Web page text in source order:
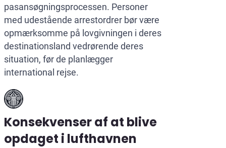
pasansøgningsprocessen. Personer
med udestående arrestordrer bør være
opmærksomme på lovgivningen i deres
destinationsland vedrørende deres
situation, før de planlægger
international rejse.
Konsekvenser af at blive
opdaget i lufthavnen